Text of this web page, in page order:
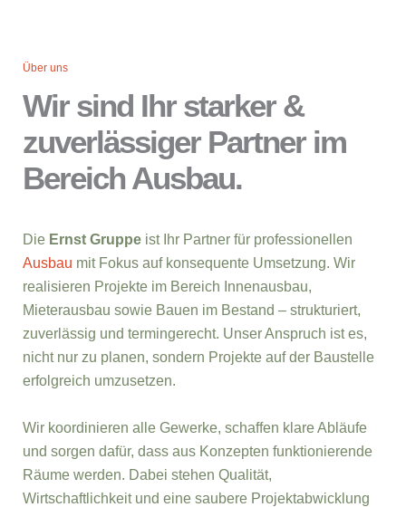
Über uns
Wir sind Ihr starker &
zuverlässiger Partner im
Bereich Ausbau.
Die Ernst Gruppe ist Ihr Partner für professionellen
Ausbau mit Fokus auf konsequente Umsetzung. Wir
realisieren Projekte im Bereich Innenausbau,
Mieterausbau sowie Bauen im Bestand – strukturiert,
zuverlässig und termingerecht. Unser Anspruch ist es,
nicht nur zu planen, sondern Projekte auf der Baustelle
erfolgreich umzusetzen.
Wir koordinieren alle Gewerke, schaffen klare Abläufe
und sorgen dafür, dass aus Konzepten funktionierende
Räume werden. Dabei stehen Qualität,
Wirtschaftlichkeit und eine saubere Projektabwicklung